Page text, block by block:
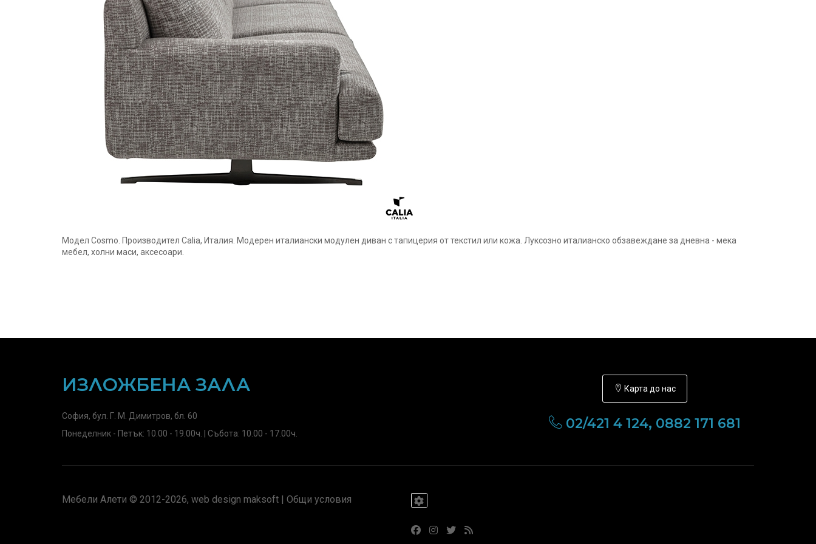
Модел Cosmo. Производител Calia, Италия. Модерен италиански модулен диван с тапицерия от текстил или кожа. Луксозно италианско обзавеждане за дневна - мека
мебел, холни маси, аксесоари.
ИЗЛОЖБЕНА ЗАЛА
София, бул. Г. М. Димитров, бл. 60
Понеделник - Петък: 10.00 - 19.00ч. | Събота: 10.00 - 17.00ч.
Карта до нас
02/421 4 124, 0882 171 681
Мебели Алети © 2012-2026, web design maksoft | Общи условия